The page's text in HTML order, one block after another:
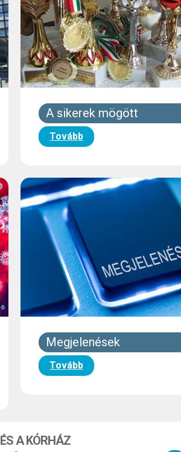
A sikerek mögött
Tovább
Megjelenések
Tovább
A KÓRHÁZ